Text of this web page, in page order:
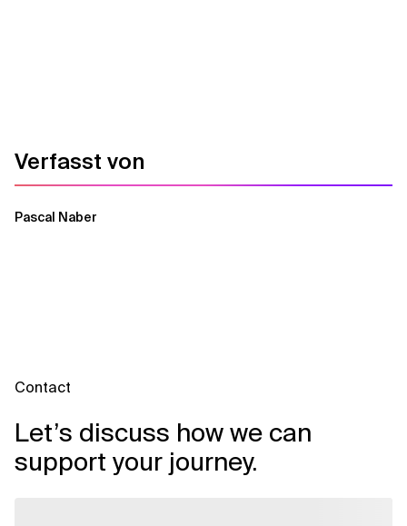
Verfasst von
Pascal Naber
Contact
Let’s discuss how we can
support your journey.